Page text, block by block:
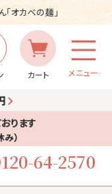
オカベの麺」
カート メニュー
ります
）
64-2570